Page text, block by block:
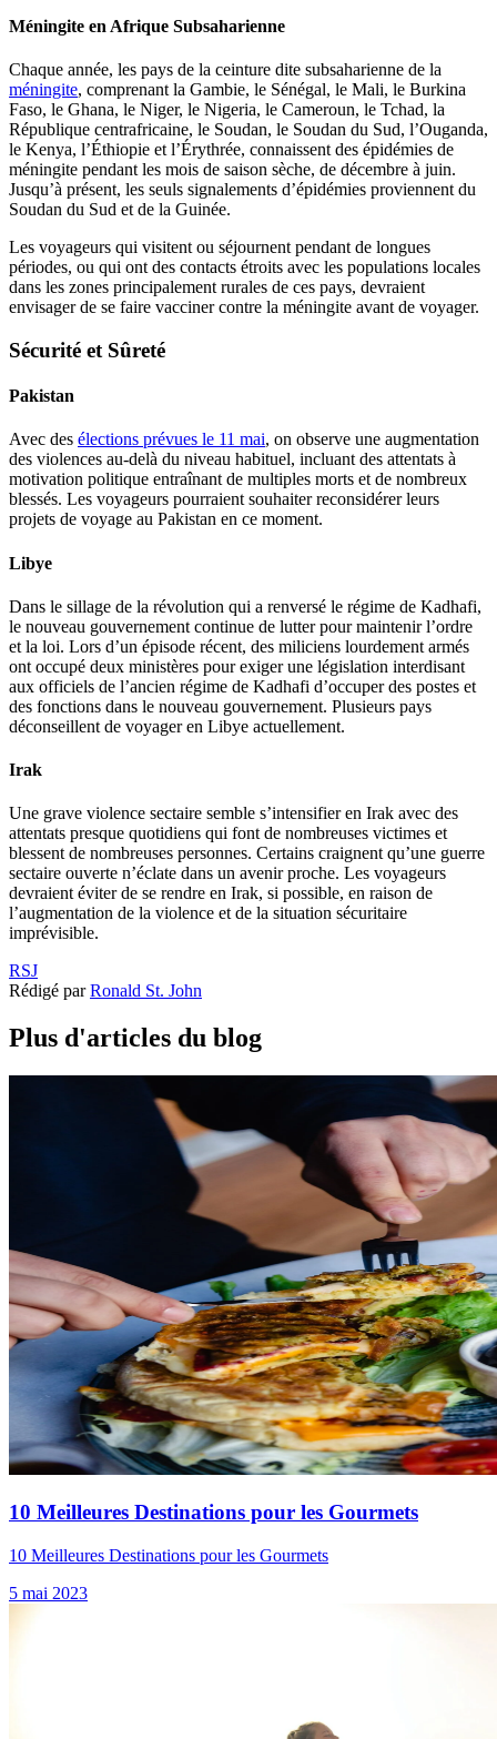
Méningite en Afrique Subsaharienne
Chaque année, les pays de la ceinture dite subsaharienne de la
méningite, comprenant la Gambie, le Sénégal, le Mali, le Burkina
Faso, le Ghana, le Niger, le Nigeria, le Cameroun, le Tchad, la
République centrafricaine, le Soudan, le Soudan du Sud, l’Ouganda,
le Kenya, l’Éthiopie et l’Érythrée, connaissent des épidémies de
méningite pendant les mois de saison sèche, de décembre à juin.
Jusqu’à présent, les seuls signalements d’épidémies proviennent du
Soudan du Sud et de la Guinée.
Les voyageurs qui visitent ou séjournent pendant de longues
périodes, ou qui ont des contacts étroits avec les populations locales
dans les zones principalement rurales de ces pays, devraient
envisager de se faire vacciner contre la méningite avant de voyager.
Sécurité et Sûreté
Pakistan
Avec des élections prévues le 11 mai, on observe une augmentation
des violences au-delà du niveau habituel, incluant des attentats à
motivation politique entraînant de multiples morts et de nombreux
blessés. Les voyageurs pourraient souhaiter reconsidérer leurs
projets de voyage au Pakistan en ce moment.
Libye
Dans le sillage de la révolution qui a renversé le régime de Kadhafi,
le nouveau gouvernement continue de lutter pour maintenir l’ordre
et la loi. Lors d’un épisode récent, des miliciens lourdement armés
ont occupé deux ministères pour exiger une législation interdisant
aux officiels de l’ancien régime de Kadhafi d’occuper des postes et
des fonctions dans le nouveau gouvernement. Plusieurs pays
déconseillent de voyager en Libye actuellement.
Irak
Une grave violence sectaire semble s’intensifier en Irak avec des
attentats presque quotidiens qui font de nombreuses victimes et
blessent de nombreuses personnes. Certains craignent qu’une guerre
sectaire ouverte n’éclate dans un avenir proche. Les voyageurs
devraient éviter de se rendre en Irak, si possible, en raison de
l’augmentation de la violence et de la situation sécuritaire
imprévisible.
RSJ
Rédigé par Ronald St. John
Plus d'articles du blog
10 Meilleures Destinations pour les Gourmets
10 Meilleures Destinations pour les Gourmets
5 mai 2023